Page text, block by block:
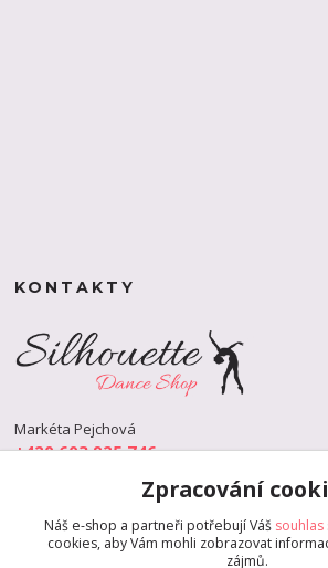
KONTAKTY
Markéta Pejchová
+420 603 925 746
info@s-dance.cz
Zpracování
Náš e-shop a partneři potřebují Váš souhlas
cookies, aby Vám mohli zobrazovat
zájmů.